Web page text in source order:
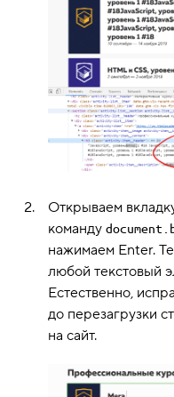
Открываем
команду
нажимаем Enter.
любой текстовый
Естественно,
до перезагрузки
на сайт.